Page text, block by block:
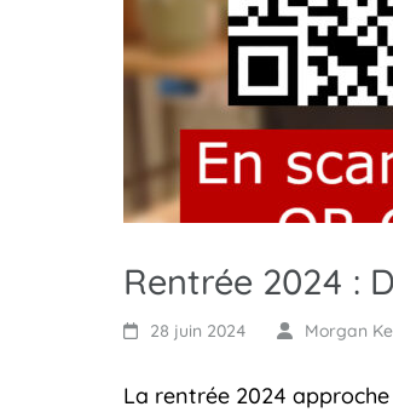
Rentrée 2024 :
28 juin 2024 Morgan
La rentrée 2024